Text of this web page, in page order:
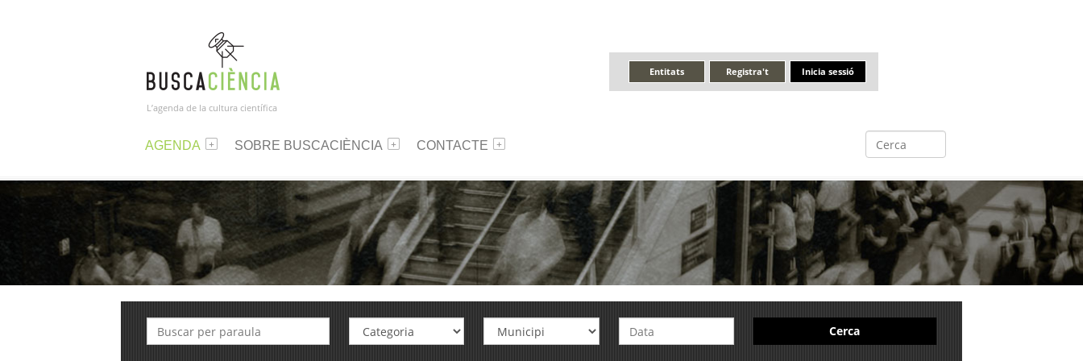
L’agenda de la cultura científica
Inicia sessió
Registra't
Entitats
AGENDA SOBRE BUSCACIÈNCIA CONTACTE
Cerca